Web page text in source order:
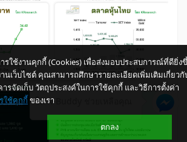
รใช้งานคุกกี้ (Cookies) เพื่อส่งมอบประสบการณ์ที่ดียิ่ง
นเว็บไซต์ คุณสามารถศึกษารายละเอียดเพิ่มเติมเกี่ยวกั
รจัดเก็บ วัตถุประสงค์ในการใช้คุกกี้ และวิธีการตั้งค่า
ใช้คุกกี้ ของเรา
ตกลง
ให้ K-Buddy ช่วยเหลือคุณ